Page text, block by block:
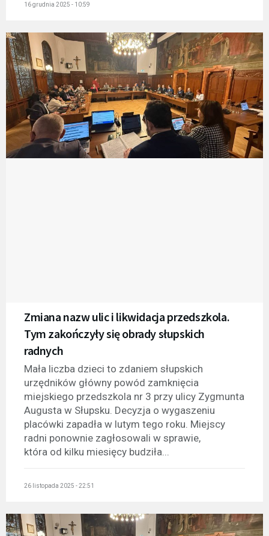
16 grudnia 2025 - 10:59
Zmiana nazw ulic i likwidacja przedszkola.
Tym zakończyły się obrady słupskich
radnych
Mała liczba dzieci to zdaniem słupskich
urzędników główny powód zamknięcia
miejskiego przedszkola nr 3 przy ulicy Zygmunta
Augusta w Słupsku. Decyzja o wygaszeniu
placówki zapadła w lutym tego roku. Miejscy
radni ponownie zagłosowali w sprawie,
która od kilku miesięcy budziła...
26 listopada 2025 - 22:51